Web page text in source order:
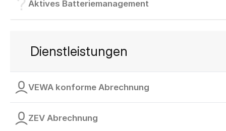
Aktives Batteriemanagement
Dienstleistungen
VEWA konforme Abrechnung
ZEV Abrechnung